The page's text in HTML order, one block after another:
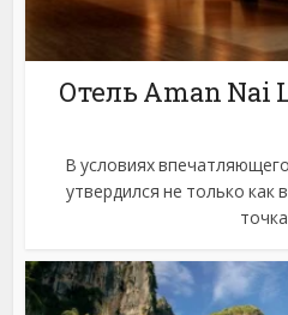
Отель Aman Nai
В условиях
утвердился не только как